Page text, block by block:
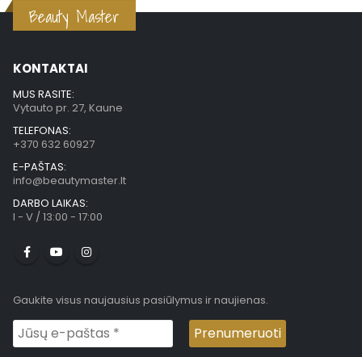
Beauty Master
KONTAKTAI
MUS RASITE:
Vytauto pr. 27, Kaune
TELEFONAS:
+370 632 60927
E-PAŠTAS:
info@beautymaster.lt
DARBO LAIKAS:
I - V / 13:00 - 17:00
Gaukite visus naujausius pasiūlymus ir naujienas.